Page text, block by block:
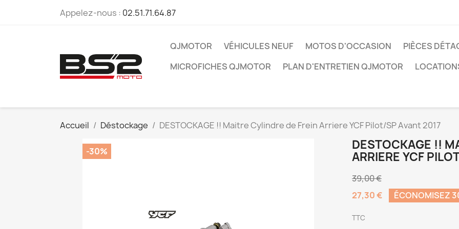
Appelez-nous : 02.51.71.64.87
QJMOTOR VÉHICULES NEUF MOTOS D'OCCASION
PIÈCES
MICROFICHES QJMOTOR
PLAN D'ENTRETIEN QJMOTOR
Accueil Déstockage DESTOCKAGE !! Maitre Cylindre de Frein Arriere YCF Pilot/SP Avant 2017
-30%
DESTOCKAGE !!
ARRIERE YCF
39,00 €
27,30 €
ÉCONOMISEZ
TTC